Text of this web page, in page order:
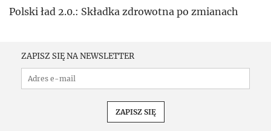
Polski ład 2.0.: Składka zdrowotna po zmianach
ZAPISZ SIĘ NA NEWSLETTER